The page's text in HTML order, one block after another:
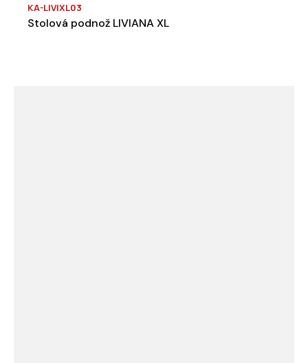
KA-LIVIXL03
Stolová podnož LIVIANA XL